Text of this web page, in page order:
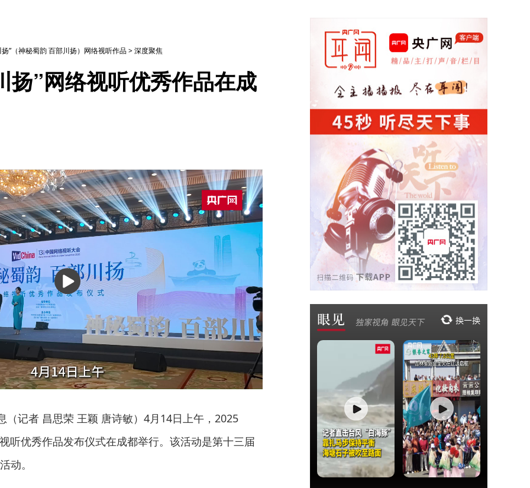
”（神秘蜀韵 百部川扬）网络视听作品>深度聚焦
扬”网络视听优秀作品在成
播
放
（记者 昌思荣 王颖 唐诗敏）4月14日上午，2025
听优秀作品发布仪式在成都举行。该活动是第十三届
动。